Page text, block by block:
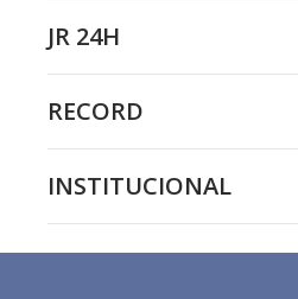
JR 24H
RECORD
INSTITUCIONAL